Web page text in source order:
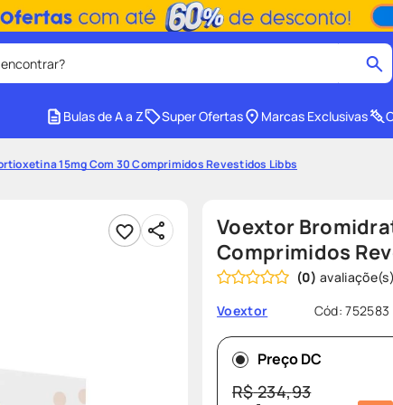
facial 4º shampoo
8º protetor solar
fralda pampers
Bulas de A a Z Super Ofertas Marcas Exclusivas
15mg Com 30 Comprimidos Revestidos Libbs
Voextor
Comprimidos
(0)
Voextor
Cód:752583
Preço DC
R$234,93